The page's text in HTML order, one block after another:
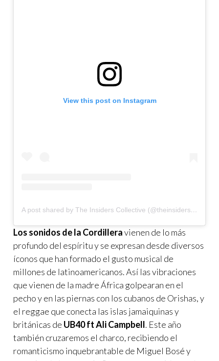
View this post on Instagram
A post shared by The Insiders Collective (@theinsidersco)
Los sonidos de la Cordilleravienen de lo más
profundo del espíritu y se expresan desde diversos
íconos que han formado el gusto musical de
millones de latinoamericanos. Así las vibraciones
que vienen de la madre África golpearan en el
pecho y en las piernas con los cubanos de Orishas, y
el reggae que conecta las islas jamaiquinas y
británicas de UB40 ft Ali Campbell. Este año
también cruzaremos el charco, recibiendo el
romanticismo inquebrantable de Miguel Bosé y